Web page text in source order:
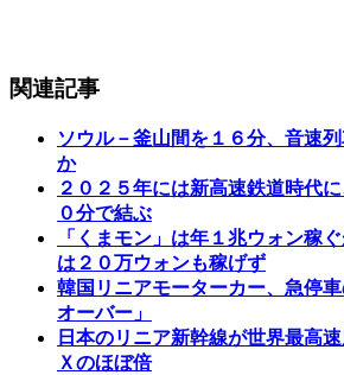
関連記事
ソウル－釜山間を１６分、音速
か
２０２５年には新高速鉄道時代
０分で結ぶ
「くまモン」は年１兆ウォン稼
は２０万ウォンも稼げず
韓国リニアモーターカー、急停
オーバー」
日本のリニア新幹線が世界最高
Ｘのほぼ倍